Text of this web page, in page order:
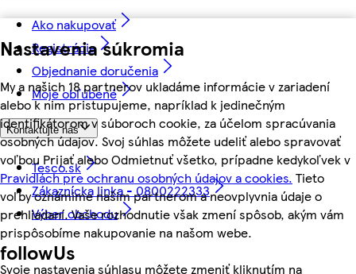
Nastavenia súkromia
My a našich 18 partnerov ukladáme informácie v zariadení
alebo k nim pristupujeme, napríklad k jedinečným
identifikátorom v súboroch cookie, za účelom spracúvania
osobných údajov. Svoj súhlas môžete udeliť alebo spravovať
voľbou Prijať alebo Odmietnuť všetko, prípadne kedykoľvek v
Pravidlách pre ochranu osobných údajov a cookies. Tieto
voľby oznámime našim partnerom a neovplyvnia údaje o
prehliadaní. Vaše rozhodnutie však zmení spôsob, akým vám
prispôsobíme nakupovanie na našom webe.
Svoje nastavenia súhlasu môžete zmeniť kliknutím na
Ako nakupovať
Registrácia
Objednanie doručenia
Moje obľúbené
Kontaktujte nás
Tesco.sk
Zákaznícka linka - 0800222333
Výber obchodu
followUs